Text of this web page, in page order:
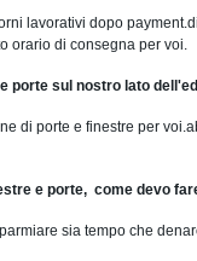
lavorativi dopo
orario di consegna per voi.
porte sul nostro lato
di porte e finestre per
e porte, come devo
sia tempo che